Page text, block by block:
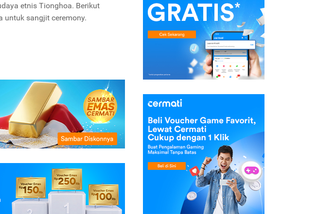
etnis Tionghoa. Berikut
untuk sangjit ceremony.